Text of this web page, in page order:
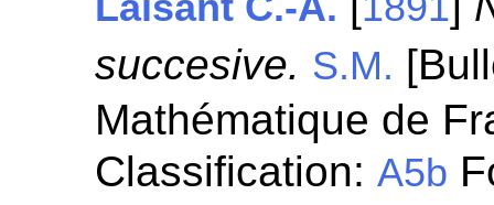
succesive. S.M.
Mathématique de
Classification:A5b